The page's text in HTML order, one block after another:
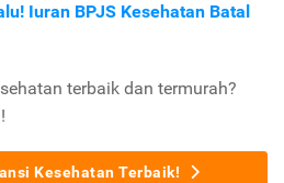
Iuran BPJS Kesehatan Batal
terbaik dan termurah?
Kesehatan Terbaik!